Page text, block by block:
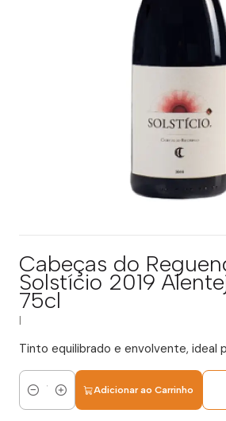
Cabeças do
Solstício 2019
75cl
Tinto equilibrado e envolvente, ideal
Quantidade
Adicionar ao Carrinho